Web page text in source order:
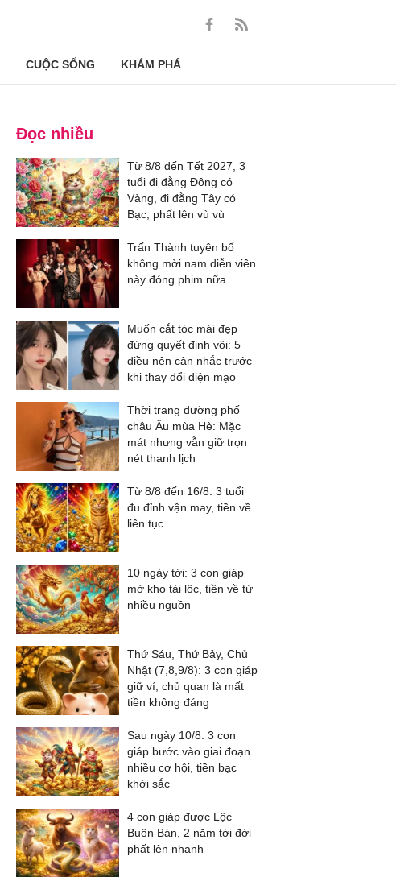
CUỘC SỐNG KHÁM PHÁ
Đọc nhiều
Từ 8/8 đến Tết 2027, 3
tuổi đi đằng Đông có
Vàng, đi đằng Tây có
Bạc, phất lên vù vù
Trấn Thành tuyên bố
không mời nam diễn viên
này đóng phim nữa
Muốn cắt tóc mái đẹp
đừng quyết định vội: 5
điều nên cân nhắc trước
khi thay đổi diện mạo
Thời trang đường phố
châu Âu mùa Hè: Mặc
mát nhưng vẫn giữ trọn
nét thanh lịch
Từ 8/8 đến 16/8: 3 tuổi
đu đỉnh vận may, tiền về
liên tục
10 ngày tới: 3 con giáp
mở kho tài lộc, tiền về từ
nhiều nguồn
Thứ Sáu, Thứ Bảy, Chủ
Nhật (7,8,9/8): 3 con giáp
giữ ví, chủ quan là mất
tiền không đáng
Sau ngày 10/8: 3 con
giáp bước vào giai đoạn
nhiều cơ hội, tiền bạc
khởi sắc
4 con giáp được Lộc
Buôn Bán, 2 năm tới đời
phất lên nhanh